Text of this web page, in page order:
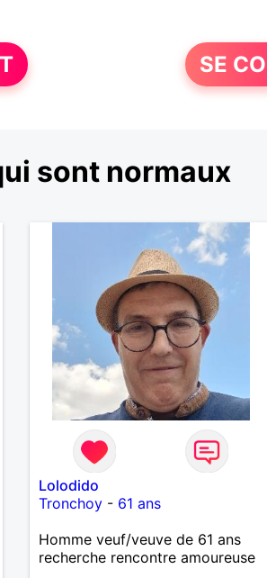
SE
sont normaux
Lolodido
Tronchoy - 61 ans
Homme veuf/veuve de 61 ans
recherche rencontre amoureuse